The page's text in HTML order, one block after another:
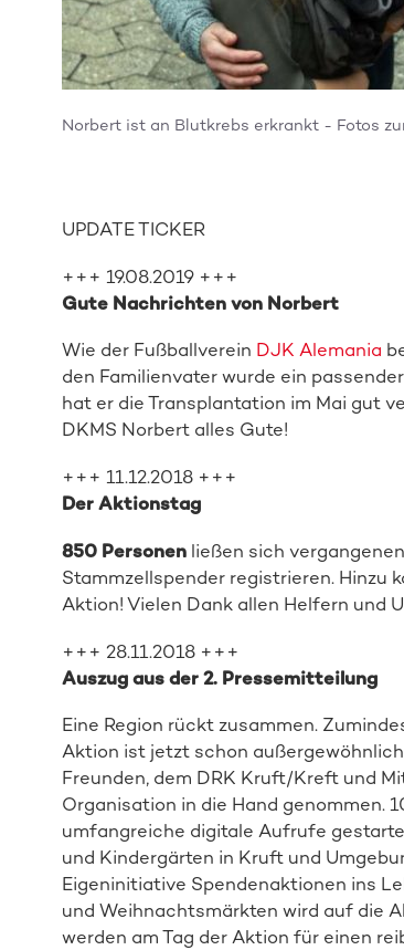
Norbert ist an Blutkrebs erkrankt - Fotos
UPDATE TICKER
+++ 19.08.2019 +++
Gute Nachrichten von Norbert
Wie der Fußballverein DJK Alemania
den Familienvater wurde ein
hat er die Transplantation im Mai gut
DKMS Norbert alles Gute!
+++ 11.12.2018 +++
Der Aktionstag
850 Personenließen sich
Stammzellspender registrieren. Hinzu
Aktion! Vielen Dank allen Helfern und
+++ 28.11.2018 +++
Auszug aus der 2. Pressemitteilung
Eine Region rückt zusammen.
Aktion ist jetzt schon
Freunden, dem DRK Kruft/Kreft und
Organisation in die Hand genommen.
umfangreiche digitale Aufrufe
und Kindergärten in Kruft und
Eigeninitiative Spendenaktionen ins
und Weihnachtsmärkten wird auf die
werden am Tag der Aktion für einen